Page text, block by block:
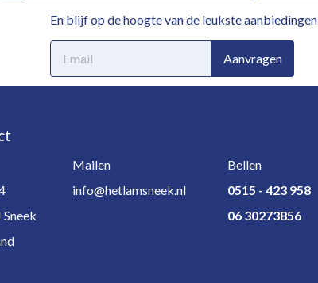
En blijf op de hoogte van de leukste aanbiedingen
E-
mailadres
Aanvragen
Mailen
info@hetlamsneek.nl
Bellen
0515 - 423 958
06 30273856